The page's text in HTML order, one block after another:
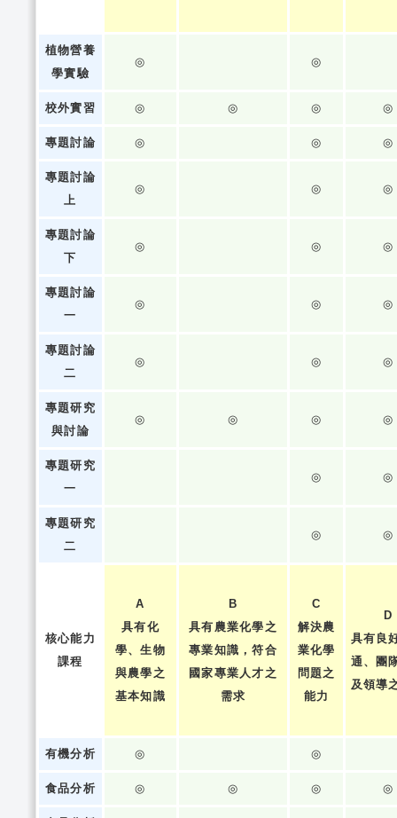
植物營養
學實驗
◎ ◎
校外實習 ◎ ◎ ◎ ◎
專題討論 ◎ ◎ ◎
專題討論
上
◎ ◎ ◎
專題討論
下
◎ ◎ ◎
專題討論
一
◎ ◎ ◎
專題討論
二
◎ ◎ ◎
專題研究
與討論
◎ ◎ ◎ ◎
專題研究
一
◎ ◎
專題研究
二
◎ ◎
核心能力
課程
A
具有化
學、生物
與農學之
基本知識
B
具有農業化學之
專業知識，符合
國家專業人才之
需求
C
解決農
業化學
問題之
能力
D
具有良
通、團
及領導
有機分析 ◎ ◎
食品分析 ◎ ◎ ◎ ◎